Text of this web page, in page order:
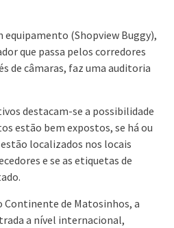
(Shopview Buggy),
que passa pelos corredores
de câmaras, faz uma auditoria
destacam-se a possibilidade
estão bem expostos, se há ou
localizados nos locais
e se as etiquetas de
Continente de Matosinhos, a
a nível internacional,